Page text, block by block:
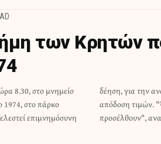
των Κρητών
8.30, στο μνημείο
στο πάρκο
επιμνημόσυνη
των Ηρώων, και
των Ηρώων, ας
προσέλθουν",